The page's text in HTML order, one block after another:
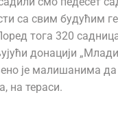
са свим будућим
тога 320
донацији
је малишанима да
на тераси.